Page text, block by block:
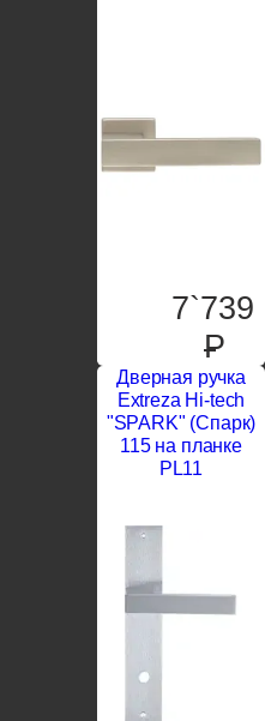
7`739
P
Дверная ручка
Extreza Hi-tech
"SPARK" (Спарк)
115 на планке
PL11